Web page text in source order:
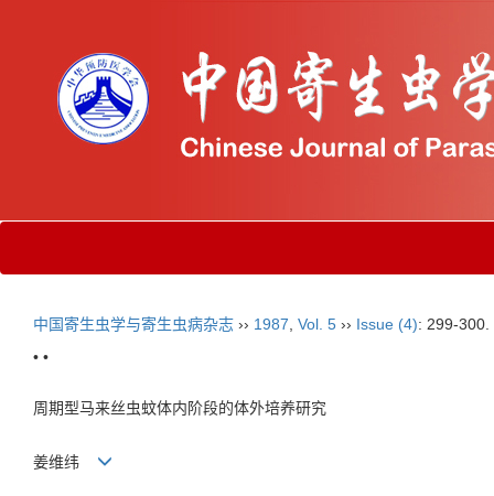
中国寄生虫学与寄生虫病杂志 ›› 1987 Vol. 5 ›› Issue (4): 299-300.
• •
周期型马来丝虫蚊体内阶段的体外培养研究
姜维纬